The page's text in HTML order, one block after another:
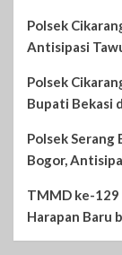
Polsek
Antisipasi
Polsek
Bupati Bekasi
Polsek Serang
Bogor,
TMMD ke-129
Harapan Baru